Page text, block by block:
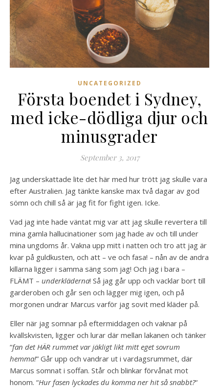
UNCATEGORIZED
Första boendet i Sydney,
med icke-dödliga djur och
minusgrader
September 3, 2017
Jag underskattade lite det här med hur trött jag skulle vara
efter Australien. Jag tänkte kanske max två dagar av god
sömn och chill så är jag fit for fight igen. Icke.
Vad jag inte hade väntat mig var att jag skulle revertera till
mina gamla hallucinationer som jag hade av och till under
mina ungdoms år. Vakna upp mitt i natten och tro att jag är
kvar på guldkusten, och att – ve och fasa! – nån av de andra
killarna ligger i samma säng som jag! Och jag i bara –
FLÄMT – underkläderna! Så jag går upp och vacklar bort till
garderoben och går sen och lägger mig igen, och på
morgonen undrar Marcus varför jag sovit med kläder på.
Eller när jag somnar på eftermiddagen och vaknar på
kvällskvisten, ligger och lurar där mellan lakanen och tänker
“fan det HÄR rummet var jäkligt likt mitt eget sovrum
hemma!” Går upp och vandrar ut i vardagsrummet, där
Marcus somnat i soffan. Står och blinkar förvånat mot
honom. “Hur fasen lyckades du komma ner hit så snabbt?“